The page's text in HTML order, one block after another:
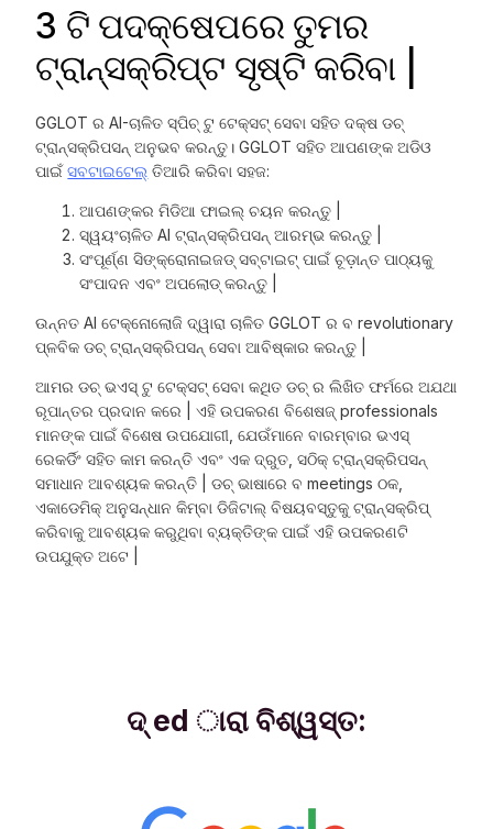
3 ଟି ପଦକ୍ଷେପରେ ତୁମର
ଟ୍ରାନ୍ସକ୍ରିପ୍ଟ ସୃଷ୍ଟି କରିବା |
GGLOT ର AI-ଚାଳିତ ସ୍ପିଚ୍ ଟୁ ଟେକ୍ସଟ୍ ସେବା ସହିତ ଦକ୍ଷ ଡଚ୍
ଟ୍ରାନ୍ସକ୍ରିପସନ୍ ଅନୁଭବ କରନ୍ତୁ। GGLOT ସହିତ ଆପଣଙ୍କ ଅଡିଓ
ପାଇଁସବଟାଇଟେଲ୍ ତିଆରି କରିବା ସହଜ:
ଆପଣଙ୍କର ମିଡିଆ ଫାଇଲ୍ ଚୟନ କରନ୍ତୁ |
ସ୍ୱୟଂଚାଳିତ AI ଟ୍ରାନ୍ସକ୍ରିପସନ୍ ଆରମ୍ଭ କରନ୍ତୁ |
ସଂପୂର୍ଣ୍ଣ ସିଙ୍କ୍ରୋନାଇଜଡ୍ ସବ୍ଟାଇଟ୍ ପାଇଁ ଚୂଡ଼ାନ୍ତ ପାଠ୍ୟକୁ
ସଂପାଦନ ଏବଂ ଅପଲୋଡ୍ କରନ୍ତୁ |
ଉନ୍ନତ AI ଟେକ୍ନୋଲୋଜି ଦ୍ୱାରା ଚାଳିତ GGLOT ର ବ revolutionary
ପ୍ଳବିକ ଡଚ୍ ଟ୍ରାନ୍ସକ୍ରିପସନ୍ ସେବା ଆବିଷ୍କାର କରନ୍ତୁ |
ଆମର ଡଚ୍ ଭଏସ୍ ଟୁ ଟେକ୍ସଟ୍ ସେବା କଥିତ ଡଚ୍ ର ଲିଖିତ ଫର୍ମରେ ଅଯଥା
ରୂପାନ୍ତର ପ୍ରଦାନ କରେ | ଏହି ଉପକରଣ ବିଶେଷଜ୍ professionals
ମାନଙ୍କ ପାଇଁ ବିଶେଷ ଉପଯୋଗୀ, ଯେଉଁମାନେ ବାରମ୍ବାର ଭଏସ୍
ରେକର୍ଡିଂ ସହିତ କାମ କରନ୍ତି ଏବଂ ଏକ ଦ୍ରୁତ, ସଠିକ୍ ଟ୍ରାନ୍ସକ୍ରିପସନ୍
ସମାଧାନ ଆବଶ୍ୟକ କରନ୍ତି | ଡଚ୍ ଭାଷାରେ ବ meetings ଠକ,
ଏକାଡେମିକ୍ ଅନୁସନ୍ଧାନ କିମ୍ବା ଡିଜିଟାଲ୍ ବିଷୟବସ୍ତୁକୁ ଟ୍ରାନ୍ସକ୍ରିପ୍
କରିବାକୁ ଆବଶ୍ୟକ କରୁଥିବା ବ୍ୟକ୍ତିଙ୍କ ପାଇଁ ଏହି ଉପକରଣଟି
ଉପଯୁକ୍ତ ଅଟେ |
ଦ୍ ed ାରା ବିଶ୍ୱସ୍ତ: